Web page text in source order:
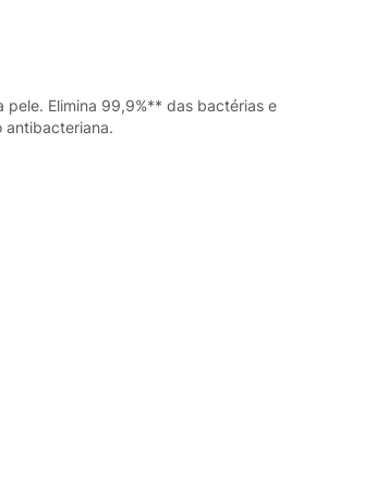
pele. Elimina 99,9%** das bactérias e
antibacteriana.